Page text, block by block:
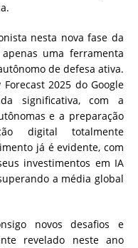
nesta nova fase da
uma ferramenta
de defesa ativa.
2025 do Google
significativa, com a
e a preparação
digital totalmente
já é evidente, com
investimentos em IA
a média global
novos desafios e
revelado neste ano